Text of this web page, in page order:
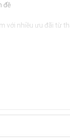
đề
với nhiều ưu đãi từ